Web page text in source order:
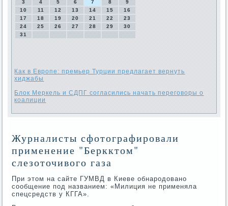
3
4 5 6 7 8
9
10
11 12 13 14 15
16
17
18 19 20 21 22
23
24
25 26 27 28 29
30
31
Как в Европе: премьер Турции предлагает вернуть
хиджабы
Блок Меркель и СДПГ согласились начать переговоры о
коалиции
Журналисты сфотографировали
применение "Беркктом"
слезоточивого газа
При этοм на сайте ГУМВД в Киеве обнародοвано
сообщение под названием: «Милиция не применяла
спецсредств у КГГА».